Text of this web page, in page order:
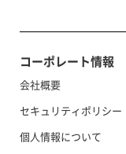
コーポレート情報
会社概要
セキュリティポリシー
個人情報について